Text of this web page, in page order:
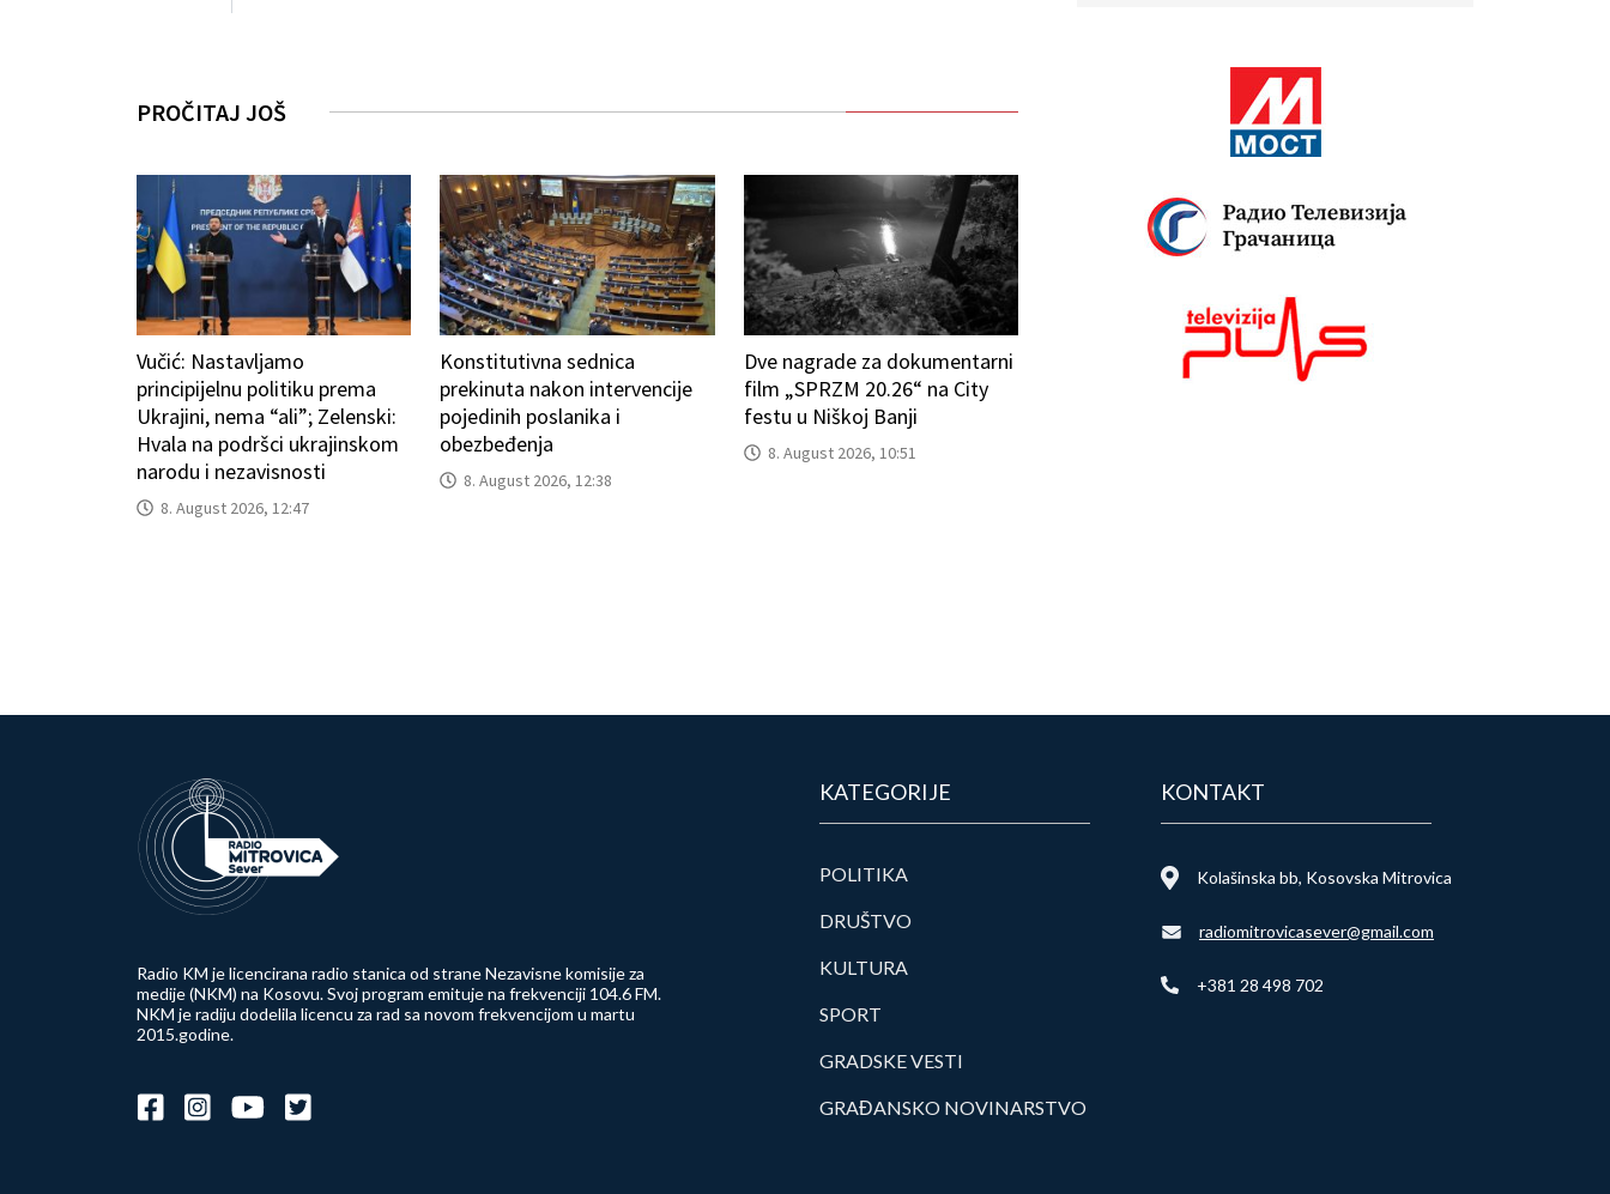
PROČITAJ JOŠ
Vučić: Nastavljamo
principijelnu politiku prema
Ukrajini, nema “ali”; Zelenski:
Hvala na podršci ukrajinskom
narodu i nezavisnosti
8. August 2026, 12:47
Konstitutivna sednica
prekinuta nakon intervencije
pojedinih poslanika i
obezbeđenja
8. August 2026, 12:38
Dve nagrade za dokumentarni
film „SPRZM 20.26“ na City
festu u Niškoj Banji
8. August 2026, 10:51
Radio KM je licencirana radio stanica od strane Nezavisne komisije za
medije (NKM) na Kosovu. Svoj program emituje na frekvenciji 104.6 FM.
NKM je radiju dodelila licencu za rad sa novom frekvencijom u martu
2015.godine.
KATEGORIJE
POLITIKA
DRUŠTVO
KULTURA
SPORT
GRADSKE VESTI
GRAĐANSKO NOVINARSTVO
KONTAKT
Kolašinska bb, Kosovska Mitrovica
radiomitrovicasever@gmail.com
+381 28 498 702